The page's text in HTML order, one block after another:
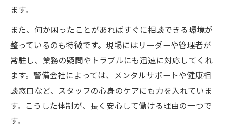
ます。
また、何か困ったことがあればすぐに相談できる環境が
整っているのも特徴です。現場にはリーダーや管理者が
常駐し、業務の疑問やトラブルにも迅速に対応してくれ
ます。警備会社によっては、メンタルサポートや健康相
談窓口など、スタッフの心身のケアにも力を入れていま
す。こうした体制が、長く安心して働ける理由の一つで
す。